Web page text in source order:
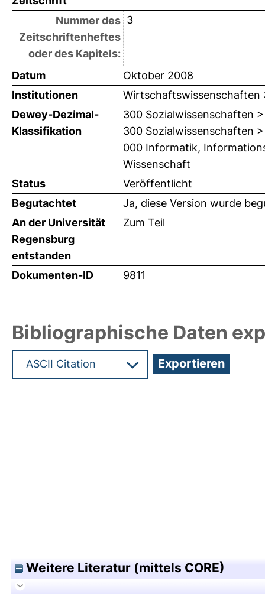
Nummer des
Zeitschriftenheftes
oder des Kapitels:
3
Datum
Oktober 2008
Institutionen
Dewey-Dezimal-
Klassifikation
300 Sozialwissenschaften
300 Sozialwissenschaften
000 Informatik,
Wissenschaft
Status
Veröffentlicht
Begutachtet
Ja, diese Version wurde
An der Universität
Regensburg
entstanden
Zum Teil
Dokumenten-ID 9811
Bibliographische Daten
Weitere Literatur (mittels CORE)